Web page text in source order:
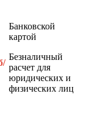
Банковской
картой
Безналичный
расчет для
юридических и
физических лиц